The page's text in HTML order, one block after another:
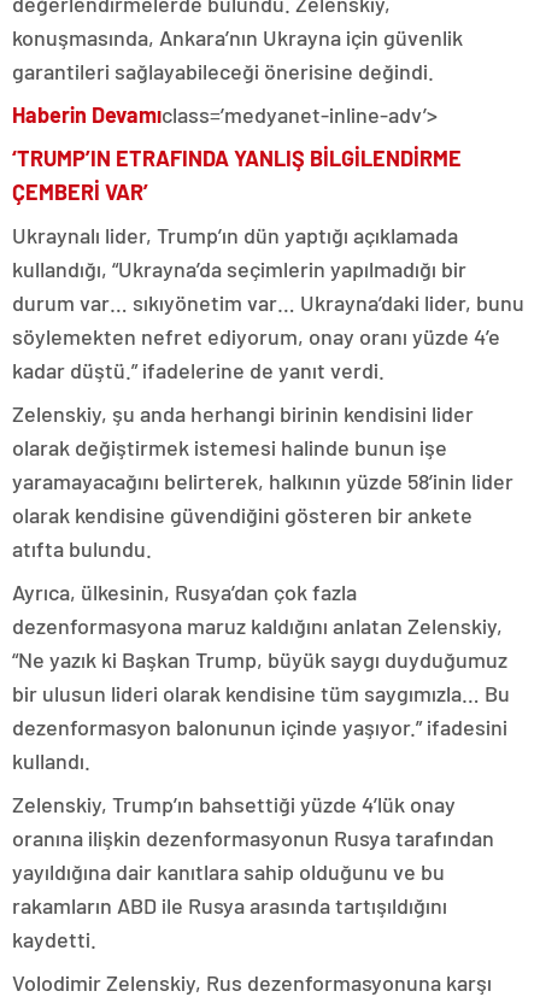
konuşmasında, Ankara’nın Ukrayna için güvenlik
garantileri sağlayabileceği önerisine değindi.
Haberin Devamıclass=’medyanet-inline-adv’>
‘TRUMP’IN ETRAFINDA YANLIŞ BİLGİLENDİRME
ÇEMBERİ VAR’
Ukraynalı lider, Trump’ın dün yaptığı açıklamada
kullandığı, “Ukrayna’da seçimlerin yapılmadığı bir
durum var… sıkıyönetim var… Ukrayna’daki lider, bunu
söylemekten nefret ediyorum, onay oranı yüzde 4’e
kadar düştü.” ifadelerine de yanıt verdi.
Zelenskiy, şu anda herhangi birinin kendisini lider
olarak değiştirmek istemesi halinde bunun işe
yaramayacağını belirterek, halkının yüzde 58’inin lider
olarak kendisine güvendiğini gösteren bir ankete
atıfta bulundu.
Ayrıca, ülkesinin, Rusya’dan çok fazla
dezenformasyona maruz kaldığını anlatan Zelenskiy,
“Ne yazık ki Başkan Trump, büyük saygı duyduğumuz
bir ulusun lideri olarak kendisine tüm saygımızla… Bu
dezenformasyon balonunun içinde yaşıyor.” ifadesini
kullandı.
Zelenskiy, Trump’ın bahsettiği yüzde 4’lük onay
oranına ilişkin dezenformasyonun Rusya tarafından
yayıldığına dair kanıtlara sahip olduğunu ve bu
rakamların ABD ile Rusya arasında tartışıldığını
kaydetti.
Volodimir Zelenskiy, Rus dezenformasyonuna karşı